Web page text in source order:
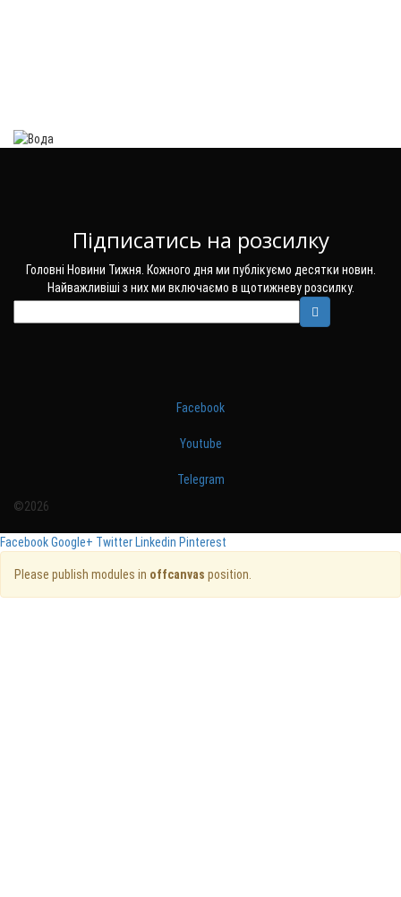
Підписатись на розсилку
Головні Новини Тижня. Кожного дня ми публікуємо десятки новин.
Найважливіші з них ми включаємо в щотижневу розсилку.
Facebook
Youtube
Telegram
©2026
FacebookGoogle+ Twitter Linkedin Pinterest
Please publish modules in offcanvas position.